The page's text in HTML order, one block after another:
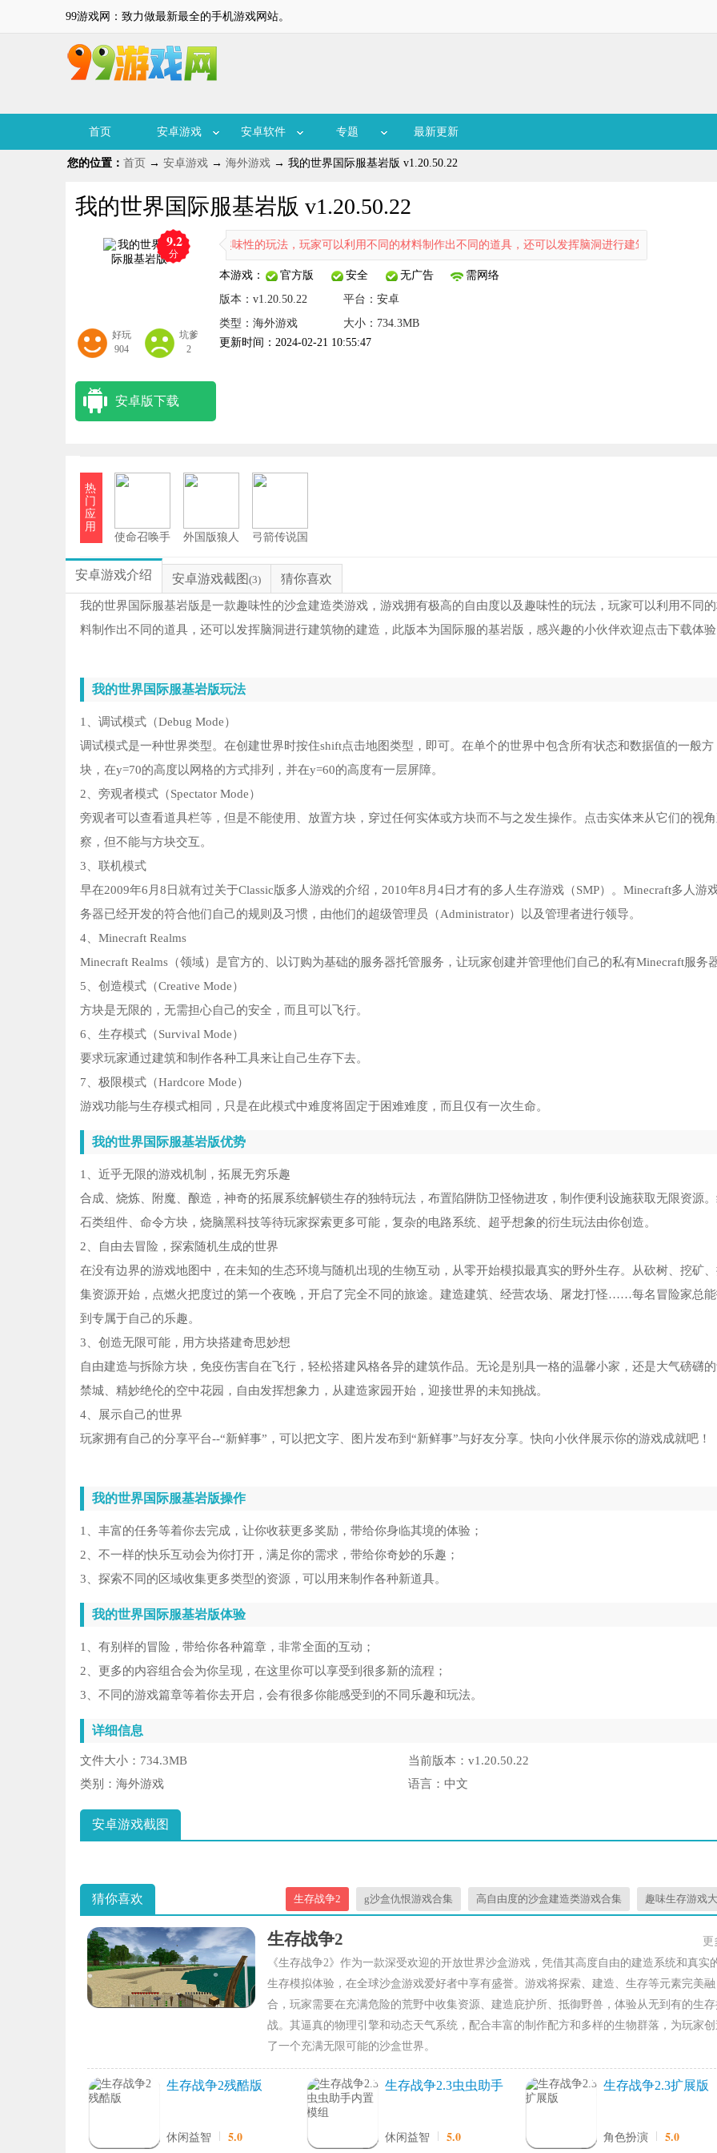
99游戏网：致力做最新最全的手机游戏网站。
首页 安卓游戏 安卓软件 专题 最新更新
您的位置： 首页 → 安卓游戏 → 海外游戏 → 我的世界国际服基岩版 v1.20.50.22
我的世界国际服基岩版 v1.20.50.22
9.2
分
好玩
904
坑爹
2
游戏，游戏拥有极高的自由度以及趣味性的玩法，玩家可以利用不同的材料制作出不同的道具，还可以发挥脑洞进行建筑物的建造，此版本
本游戏： 官方版 安全 无广告
需网络
版本：v1.20.50.22
平台： 安卓
类型：海外游戏
大小：734.3MB
更新时间：2024-02-21 10:55:47
安卓版下载
热
门
应
用
使命召唤手
外国版狼人
Us)
弓箭传说国
安卓游戏介绍 安卓游戏截图 (3) 猜你喜欢
我的世界国际服基岩版是一款趣味性的沙盒建造类游戏，游戏拥有极高的自由度以及趣味性的玩法，玩家可以利用不同
料制作出不同的道具，还可以发挥脑洞进行建筑物的建造，此版本为国际服的基岩版，感兴趣的小伙伴欢迎点击下载体验
我的世界国际服基岩版玩法
1、调试模式（Debug Mode）
调试模式是一种世界类型。在创建世界时按住shift点击地图类型，即可。在单个的世界中包含所有状态和数据值的一般方
块，在y=70的高度以网格的方式排列，并在y=60的高度有一层屏障。
2、旁观者模式（Spectator Mode）
旁观者可以查看道具栏等，但是不能使用、放置方块，穿过任何实体或方块而不与之发生操作。点击实体来从它们的视
察，但不能与方块交互。
3、联机模式
早在2009年6月8日就有过关于Classic版多人游戏的介绍，2010年8月4日才有的多人生存游戏（SMP）。Minecraft多人游
务器已经开发的符合他们自己的规则及习惯，由他们的超级管理员（Administrator）以及管理者进行领导。
4、Minecraft Realms
Minecraft Realms（领域）是官方的、以订购为基础的服务器托管服务，让玩家创建并管理他们自己的私有Minecraft服务器
5、创造模式（Creative Mode）
方块是无限的，无需担心自己的安全，而且可以飞行。
6、生存模式（Survival Mode）
要求玩家通过建筑和制作各种工具来让自己生存下去。
7、极限模式（Hardcore Mode）
游戏功能与生存模式相同，只是在此模式中难度将固定于困难难度，而且仅有一次生命。
我的世界国际服基岩版优势
1、近乎无限的游戏机制，拓展无穷乐趣
合成、烧炼、附魔、酿造，神奇的拓展系统解锁生存的独特玩法，布置陷阱防卫怪物进攻，制作便利设施获取无限资源
石类组件、命令方块，烧脑黑科技等待玩家探索更多可能，复杂的电路系统、超乎想象的衍生玩法由你创造。
2、自由去冒险，探索随机生成的世界
在没有边界的游戏地图中，在未知的生态环境与随机出现的生物互动，从零开始模拟最真实的野外生存。从砍树、挖矿
集资源开始，点燃火把度过的第一个夜晚，开启了完全不同的旅途。建造建筑、经营农场、屠龙打怪……每名冒险家总
到专属于自己的乐趣。
3、创造无限可能，用方块搭建奇思妙想
自由建造与拆除方块，免疫伤害自在飞行，轻松搭建风格各异的建筑作品。无论是别具一格的温馨小家，还是大气磅礴
禁城、精妙绝伦的空中花园，自由发挥想象力，从建造家园开始，迎接世界的未知挑战。
4、展示自己的世界
玩家拥有自己的分享平台--“新鲜事”，可以把文字、图片发布到“新鲜事”与好友分享。快向小伙伴展示你的游戏成就吧！
我的世界国际服基岩版操作
1、丰富的任务等着你去完成，让你收获更多奖励，带给你身临其境的体验；
2、不一样的快乐互动会为你打开，满足你的需求，带给你奇妙的乐趣；
3、探索不同的区域收集更多类型的资源，可以用来制作各种新道具。
我的世界国际服基岩版体验
1、有别样的冒险，带给你各种篇章，非常全面的互动；
2、更多的内容组合会为你呈现，在这里你可以享受到很多新的流程；
3、不同的游戏篇章等着你去开启，会有很多你能感受到的不同乐趣和玩法。
详细信息
文件大小： 734.3MB 当前版本： v1.20.50.22
类别： 海外游戏 语言： 中文
安卓游戏截图
猜你喜欢 生存战争2 g沙盒仇恨游戏合集 高自由度的沙盒建造类游戏合集 趣味生存游戏
生存战争2
更
《生存战争2》作为一款深受欢迎的开放世界沙盒游戏，凭借其高度自由的建造系统和真实
生存模拟体验，在全球沙盒游戏爱好者中享有盛誉。游戏将探索、建造、生存等元素完美融
合，玩家需要在充满危险的荒野中收集资源、建造庇护所、抵御野兽，体验从无到有的生
战。其逼真的物理引擎和动态天气系统，配合丰富的制作配方和多样的生物群落，为玩家创
了一个充满无限可能的沙盒世界。
生存战争2残酷版
休闲益智 5.0
生存战争2.3虫虫助手
休闲益智 5.0
生存战争2.3扩展版
角色扮演 5.0